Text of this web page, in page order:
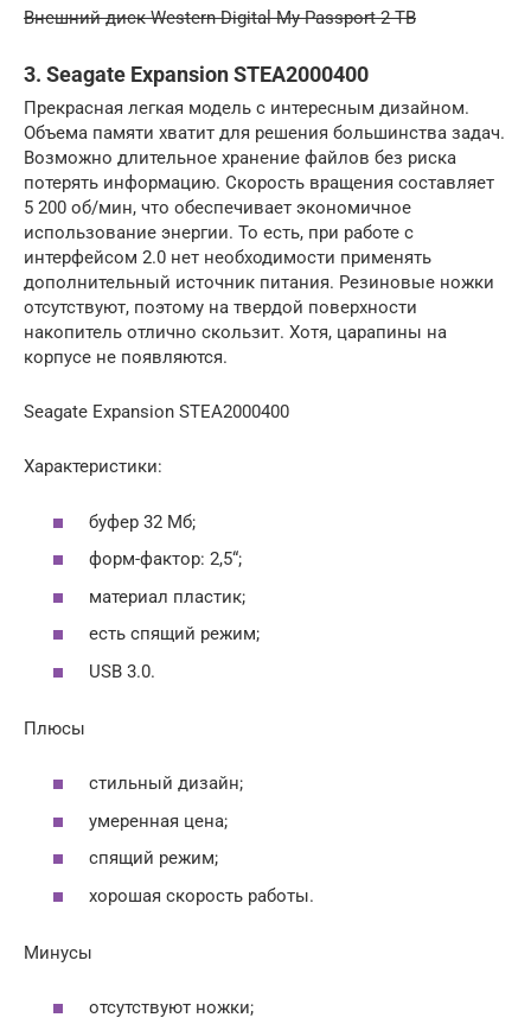
Внешний диск Western Digital My Passport 2 TB
3. Seagate Expansion STEA2000400
Прекрасная легкая модель с интересным дизайном.
Объема памяти хватит для решения большинства задач.
Возможно длительное хранение файлов без риска
потерять информацию. Скорость вращения составляет
5 200 об/мин, что обеспечивает экономичное
использование энергии. То есть, при работе с
интерфейсом 2.0 нет необходимости применять
дополнительный источник питания. Резиновые ножки
отсутствуют, поэтому на твердой поверхности
накопитель отлично скользит. Хотя, царапины на
корпусе не появляются.
Seagate Expansion STEA2000400
Характеристики:
буфер 32 Мб;
форм-фактор: 2,5“;
материал пластик;
есть спящий режим;
USB 3.0.
Плюсы
стильный дизайн;
умеренная цена;
спящий режим;
хорошая скорость работы.
Минусы
отсутствуют ножки;